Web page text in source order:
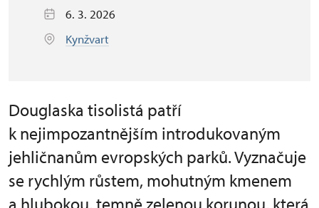
6. 3. 2026
Kynžvart
Douglaska tisolistá patří
k nejimpozantnějším introdukovaným
jehličnanům evropských parků. Vyznačuje
se rychlým růstem, mohutným kmenem